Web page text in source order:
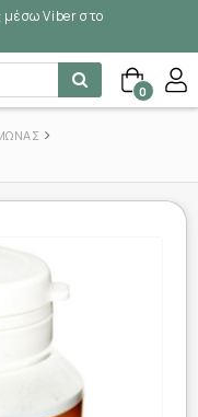
μέσω Viber στο
0